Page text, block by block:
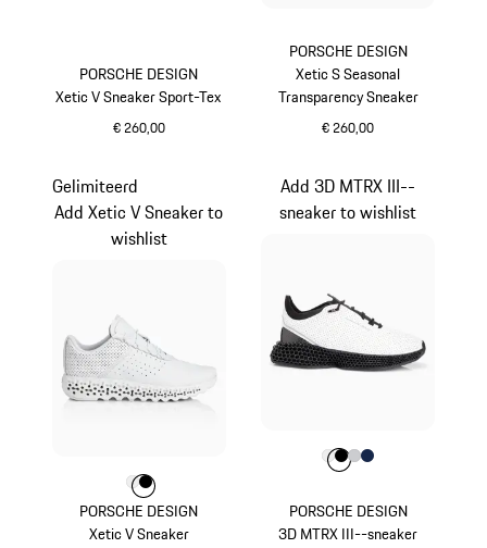
PORSCHE DESIGN
Xetic V Sneaker Sport-Tex
€ 260,00
PORSCHE DESIGN
Xetic S Seasonal
Transparency Sneaker
€ 260,00
PORSCHE DESIGN
Xetic V Sneaker
Gelimiteerd
Add Xetic V Sneaker to
wishlist
Kleur
KleurKleur
PORSCHE DESIGN
3D MTRX III--sneaker
Add 3D MTRX III--
sneaker to wishlist
Kleur
Kleurwit
Kleur
KleurKleur